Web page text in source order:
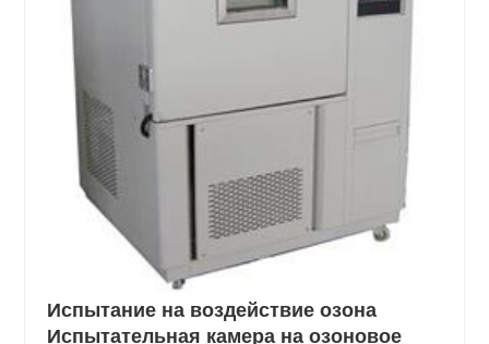
Испытание на воздействие озона
Испытательная камера на озоновое